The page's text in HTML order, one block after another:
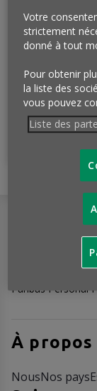
La
de l’Œil,
c'est
L'Observatoire
Paribas Personal
À propos
NousNos pays
Votre
strictement
donné à tout
Pour obtenir
la liste des
vous pouvez
Liste des